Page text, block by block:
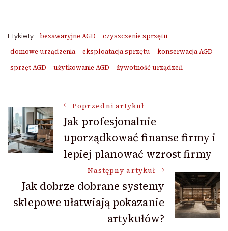
Etykiety: bezawaryjne AGD
czyszczenie sprzętu
domowe urządzenia
eksploatacja sprzętu
konserwacja AGD
sprzęt AGD
użytkowanie AGD żywotność urządzeń
Nawigacja
wpisu
Poprzedni artykuł
Jak profesjonalnie
uporządkować finanse firmy i
lepiej planować wzrost firmy
Następny artykuł
Jak dobrze dobrane systemy
sklepowe ułatwiają pokazanie
artykułów?